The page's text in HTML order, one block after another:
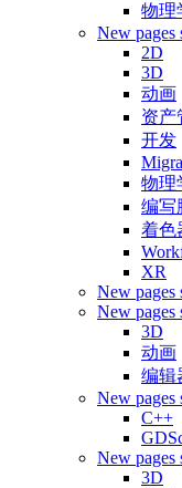
物理
New pages
2D
3D
动画
资产
开发
物理
编写
着色
XR
New pages
New pages
3D
动画
编辑
New pages
C++
New pages
3D